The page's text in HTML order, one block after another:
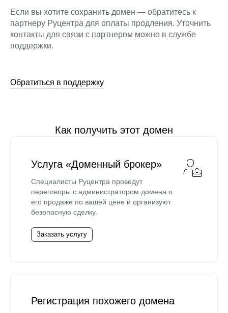
Если вы хотите сохранить домен — обратитесь к
партнеру Руцентра для оплаты продления. Уточнить
контакты для связи с партнером можно в службе
поддержки.
Обратиться в поддержку
Как получить этот домен
Услуга «Доменный брокер»
Специалисты Руцентра проведут
переговоры с администратором домена о
его продаже по вашей цене и организуют
безопасную сделку.
Заказать услугу
Регистрация похожего домена